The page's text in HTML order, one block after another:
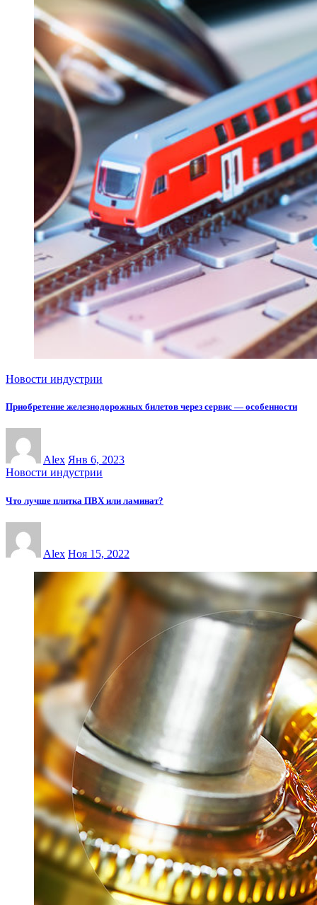
Новости индустрии
Приобретение железнодорожных билетов через сервис — особенности
Alex Янв 6, 2023
Новости индустрии
Что лучше плитка ПВХ или ламинат?
Alex Ноя 15, 2022